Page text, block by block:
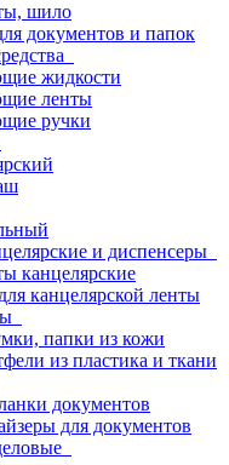
шило
документов и папок
жидкости
ленты
ручки
и диспенсеры
канцелярские
канцелярской ленты
папки из кожи
из пластика и ткани
документов
для документов